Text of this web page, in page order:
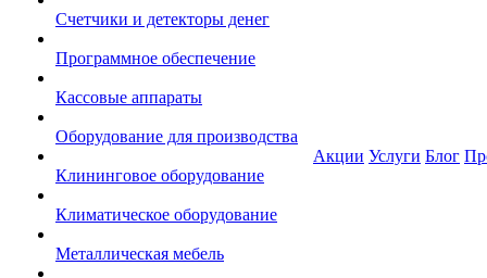
Счетчики и детекторы денег
Программное обеспечение
Кассовые аппараты
Оборудование для производства
Клининговое оборудование
Климатическое оборудование
Металлическая мебель
Акции Услуги Блог